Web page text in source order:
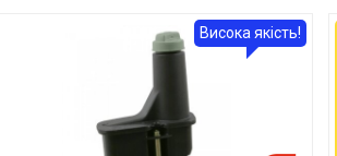
Висока якість!